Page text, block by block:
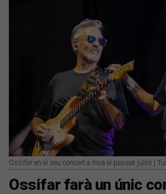
Ossifar en el seu concert a Inca el passat juliol |
Ossifar farà un únic